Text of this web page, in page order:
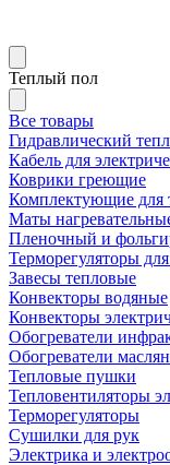
Теплый пол
Все товары
Гидравлический
Кабель для
Коврики греющие
Комплектующие для
Маты
Пленочный и
Терморегуляторы
Завесы тепловые
Конвекторы водяные
Конвекторы
Обогреватели
Обогреватели
Тепловые пушки
Тепловентиляторы
Терморегуляторы
Сушилки для рук
Электрика и